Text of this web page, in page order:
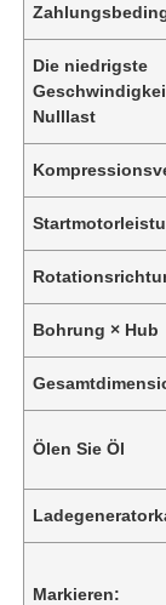
Die niedrigste
Nulllast
Bohrung × Hub
Ölen Sie Öl
Markieren: